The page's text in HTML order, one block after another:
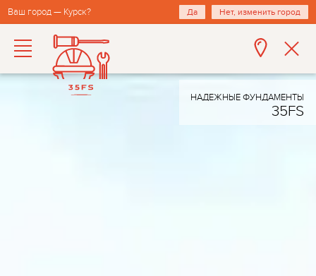
Ваш город — Курск? Да Нет, изменить город
НАДЕЖНЫЕ ФУНДАМЕНТЫ
35FS